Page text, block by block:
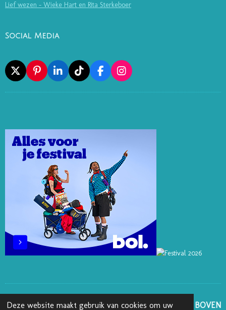
Deze website maakt gebruik van cookies om uw
Lief wezen - Wieke Hart en Rita Sterkeboer
Social Media
X
P
I
N
E
S
T
L
I
N
I
N
T
I
K
F
A
C
O
I
N
S
R
M
GA NAAR BOVEN